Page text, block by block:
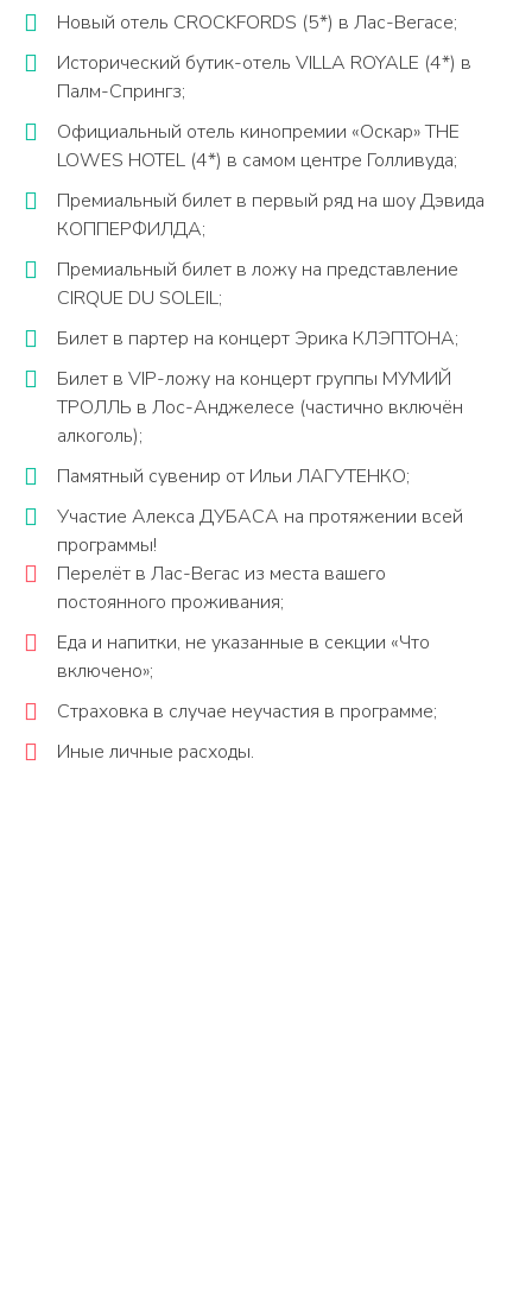
Новый отель CROCKFORDS (5*) в Лас-Вегасе;
Исторический бутик-отель VILLA ROYALE (4*) в
Палм-Спрингз;
Официальный отель кинопремии «Оскар» THE
LOWES HOTEL (4*) в самом центре Голливуда;
Премиальный билет в первый ряд на шоу Дэвида
КОППЕРФИЛДА;
Премиальный билет в ложу на представление
CIRQUE DU SOLEIL;
Билет в партер на концерт Эрика КЛЭПТОНА;
Билет в VIP-ложу на концерт группы МУМИЙ
ТРОЛЛЬ в Лос-Анджелесе (частично включён
алкоголь);
Памятный сувенир от Ильи ЛАГУТЕНКО;
Участие Алекса ДУБАСА на протяжении всей
программы!
Перелёт в Лас-Вегас из места вашего
постоянного проживания;
Еда и напитки, не указанные в секции «Что
включено»;
Страховка в случае неучастия в программе;
Иные личные расходы.